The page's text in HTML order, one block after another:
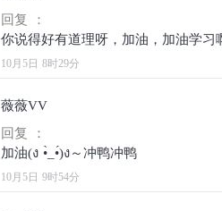
回复 ：
10月5日 8时29分
薇薇VV
回复 ：
10月5日 9时54分